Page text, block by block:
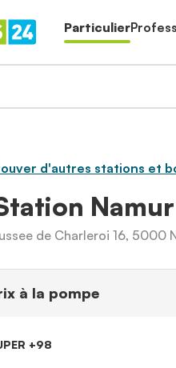
Particulier
d'autres stations et
Namur
de Charleroi 16, 5000
à la pompe
+98